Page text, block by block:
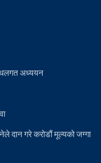
स्थलगत अध्ययन
दान गरे करोडौं मूल्यको जग्गा